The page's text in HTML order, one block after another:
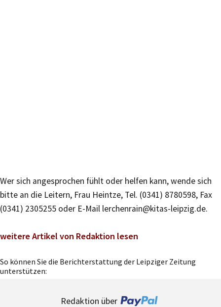
Wer sich angesprochen fühlt oder helfen kann, wende sich
bitte an die Leitern, Frau Heintze, Tel. (0341) 8780598, Fax
(0341) 2305255 oder E-Mail lerchenrain@kitas-leipzig.de.
weitere Artikel von Redaktion lesen
So können Sie die Berichterstattung der Leipziger Zeitung
unterstützen:
Redaktion über